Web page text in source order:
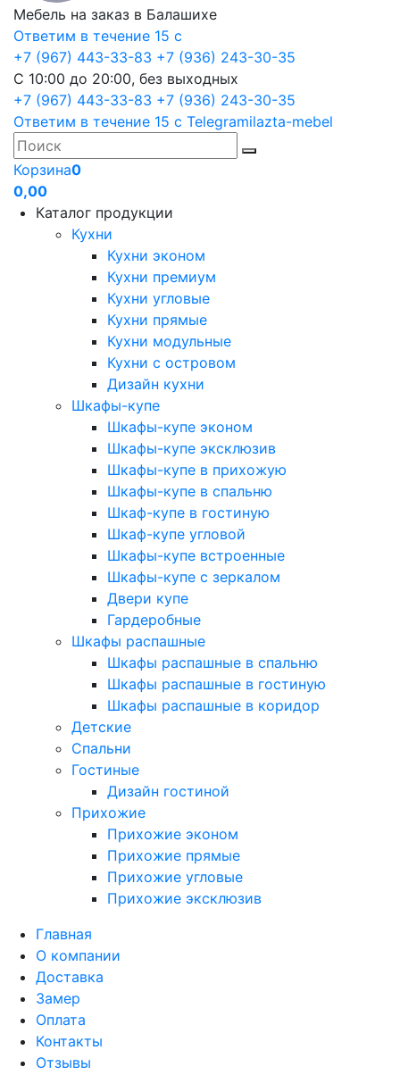
Мебель на заказ в Балашихе
Ответим в течение 15 с
+7 (967) 443-33-83 +7 (936) 243-30-35
С 10:00 до 20:00, без выходных
+7 (967) 443-33-83 +7 (936) 243-30-35
Ответим в течение 15 с Telegramilazta-mebel
Корзина0
0,00
Каталог продукции
Кухни
Кухни эконом
Кухни премиум
Кухни угловые
Кухни прямые
Кухни модульные
Кухни с островом
Дизайн кухни
Шкафы-купе
Шкафы-купе эконом
Шкафы-купе эксклюзив
Шкафы-купе в прихожую
Шкафы-купе в спальню
Шкаф-купе в гостиную
Шкаф-купе угловой
Шкафы-купе встроенные
Шкафы-купе с зеркалом
Двери купе
Гардеробные
Шкафы распашные
Шкафы распашные в спальню
Шкафы распашные в гостиную
Шкафы распашные в коридор
Детские
Спальни
Гостиные
Дизайн гостиной
Прихожие
Прихожие эконом
Прихожие прямые
Прихожие угловые
Прихожие эксклюзив
Главная
О компании
Доставка
Замер
Оплата
Контакты
Отзывы